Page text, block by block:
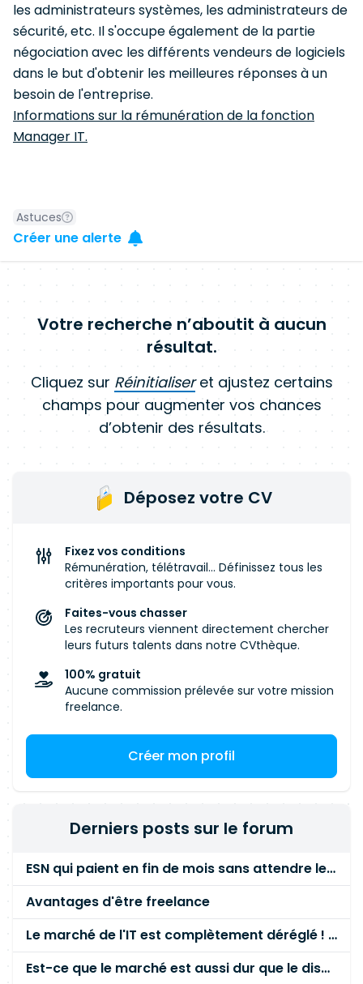
les administrateurs systèmes, les administrateurs de
sécurité, etc. Il s'occupe également de la partie
négociation avec les différents vendeurs de logiciels
dans le but d'obtenir les meilleures réponses à un
besoin de l'entreprise.
Informations sur la rémunération de la fonction
Manager IT.
Astuces
Créer une alerte
Votre recherche n’aboutit à aucun
résultat.
Cliquez sur Réinitialiseret ajustez certains
champs pour augmenter vos chances
d’obtenir des résultats.
Déposez votre CV
Fixez vos conditions
Rémunération, télétravail... Définissez tous les
critères importants pour vous.
Faites-vous chasser
Les recruteurs viennent directement chercher
leurs futurs talents dans notre CVthèque.
100% gratuit
Aucune commission prélevée sur votre mission
freelance.
Créer mon profil
Derniers posts sur le forum
ESN qui paient en fin de mois sans attendre le paiement client ?
Avantages d'être freelance
Le marché de l'IT est complètement déréglé ! STOP à cette mascarade ! Il faut s'unir et résister !
Est-ce que le marché est aussi dur que le disent les commerciaux ?